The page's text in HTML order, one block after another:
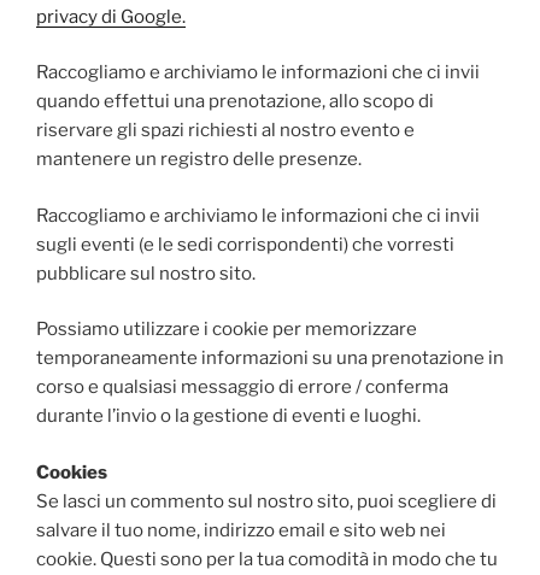
privacy di Google.
Raccogliamo e archiviamo le informazioni che ci invii
quando effettui una prenotazione, allo scopo di
riservare gli spazi richiesti al nostro evento e
mantenere un registro delle presenze.
Raccogliamo e archiviamo le informazioni che ci invii
sugli eventi (e le sedi corrispondenti) che vorresti
pubblicare sul nostro sito.
Possiamo utilizzare i cookie per memorizzare
temporaneamente informazioni su una prenotazione in
corso e qualsiasi messaggio di errore / conferma
durante l’invio o la gestione di eventi e luoghi.
Cookies
Se lasci un commento sul nostro sito, puoi scegliere di
salvare il tuo nome, indirizzo email e sito web nei
cookie. Questi sono per la tua comodità in modo che tu